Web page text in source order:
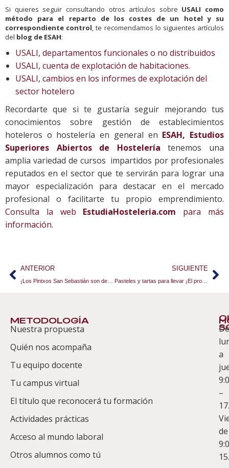
Si quieres seguir consultando otros artículos sobre USALI como
método para el reparto de los costes de un hotel y su
correspondiente control, te recomendamos lo siguientes artículos
del blog de ESAH:
USALI, departamentos funcionales o no distribuidos
USALI, cuenta de explotación de habitaciones.
USALI, cambios en los informes de explotación del
sector hotelero
Recordarte que si te gustaría seguir mejorando tus
conocimientos sobre gestión de establecimientos
hoteleros o hostelería en general en ESAH, Estudios
Superiores Abiertos de Hostelería tenemos una
amplia variedad de cursos impartidos por profesionales
reputados en el sector que te servirán para lograr una
mayor especialización para destacar en el mercado
profesional o facilitarte tu propio emprendimiento.
Consulta la web EstudiaHosteleria.com para más
información.
ANTERIOR SIGUIENTE
Pasteles y tartas para llevar ¡El producto estrella que buscan comprar los turistas!
METODOLOGÍA
Nuestra propuesta
Quién nos acompaña
Tu equipo docente
Tu campus virtual
El título que reconocerá tu formación
Actividades prácticas
Acceso al mundo laboral
Otros alumnos como tú
Te
De
a
–
de